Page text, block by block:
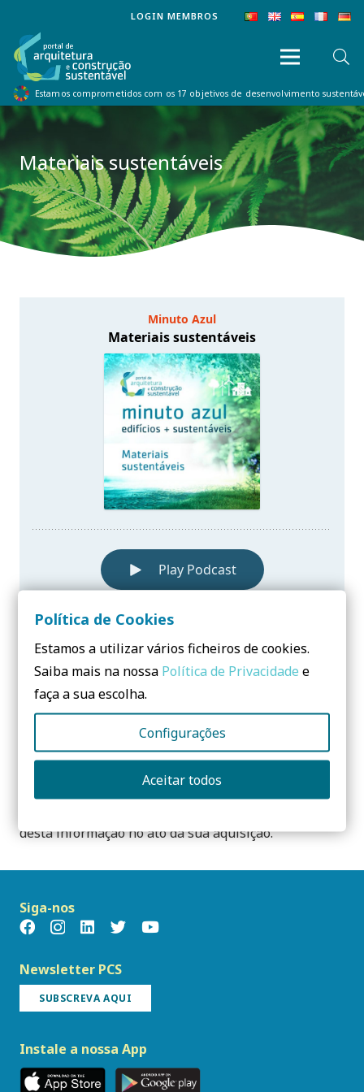
LOGIN MEMBROS
Estamos comprometidos com os 17 objetivos de desenvolvimento
Materiais sustentáveis
Quando se pretende escolher materiais de
construção, é importante direcionar a nossa escolha
para uma solução que equilibre as opções
ambientais e económicas. Existem fabricantes que
desta informação no ato da sua aquisição.
Siga-nos
Newsletter PCS
SUBSCREVA AQUI
Instale a nossa App
Política de Cookies
Estamos a utilizar vários ficheiros de cookies.
Saiba mais na nossa Política de Privacidade e
faça a sua escolha.
Configurações
Aceitar todos